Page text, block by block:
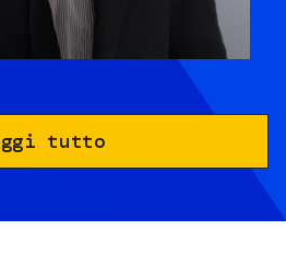
tutto